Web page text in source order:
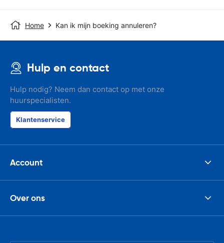
Home Kan ik mijn boeking annuleren?
Hulp en contact
Hulp nodig? Neem dan contact op met onze
huurspecialisten.
Klantenservice
Account
Over ons